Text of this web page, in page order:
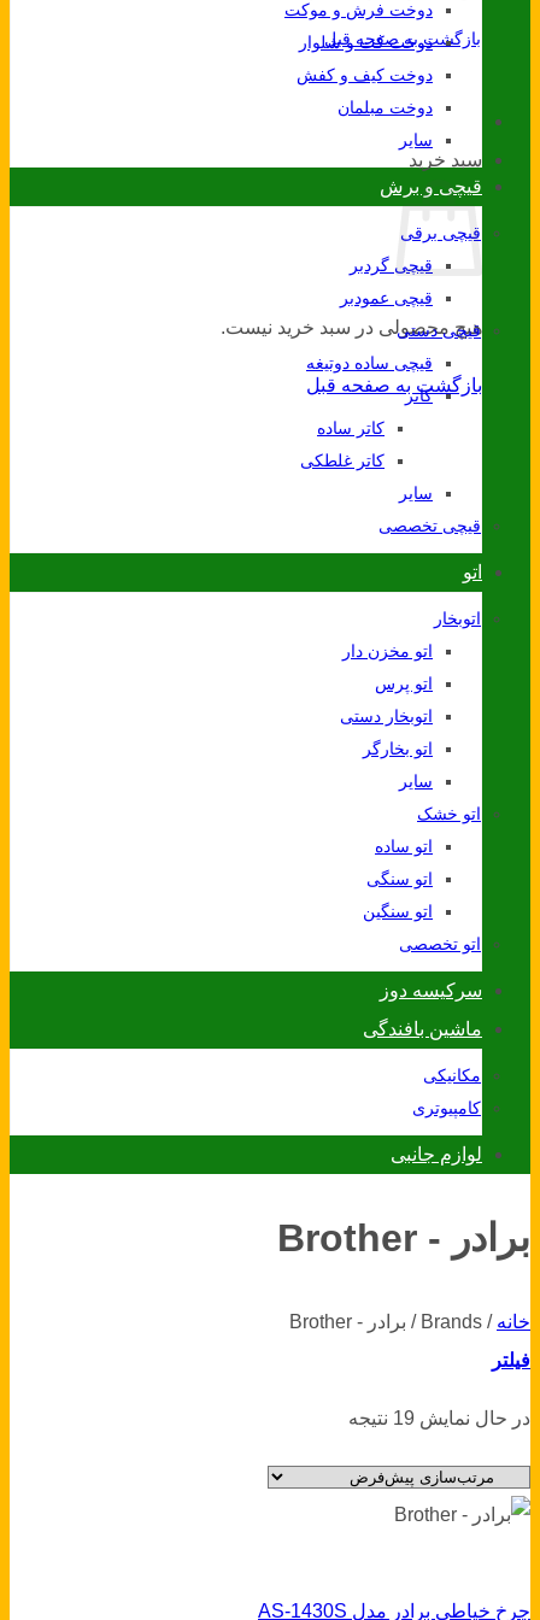
بازگشت به صفحه قبل
سبد خرید
هیچ محصولی در سبد خرید نیست.
بازگشت به صفحه قبل
دوخت فرش و موکت
دوخت کت و شلوار
دوخت کیف و کفش
دوخت مبلمان
سایر
قیچی و برش
قیچی برقی
قیچی گردبر
قیچی عمودبر
قیچی دستی
قیچی ساده دوتیغه
کاتر
کاتر ساده
کاتر غلطکی
سایر
قیچی تخصصی
اتو
اتوبخار
اتو مخزن دار
اتو پرس
اتوبخار دستی
اتو بخارگر
سایر
اتو خشک
اتو ساده
اتو سنگی
اتو سنگین
اتو تخصصی
سرکیسه دوز
ماشین بافندگی
مکانیکی
کامپیوتری
لوازم جانبی
برادر - Brother
خانه /
/ برادر - Brother
فیلتر
در حال نمایش 19 نتیجه
چرخ خیاطی برادر مدل AS-1430S